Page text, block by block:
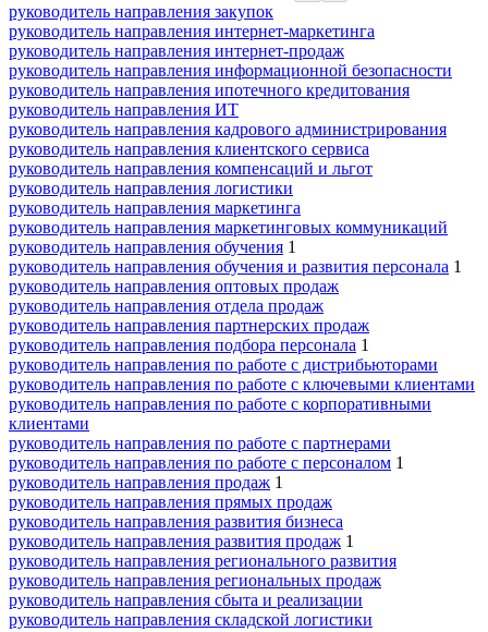
руководитель направления закупок
руководитель направления интернет-маркетинга
руководитель направления интернет-продаж
руководитель направления информационной безопасности
руководитель направления ипотечного кредитования
руководитель направления ИТ
руководитель направления кадрового администрирования
руководитель направления клиентского сервиса
руководитель направления компенсаций и льгот
руководитель направления логистики
руководитель направления маркетинга
руководитель направления маркетинговых коммуникаций
руководитель направления обучения 1
руководитель направления обучения и развития персонала 1
руководитель направления оптовых продаж
руководитель направления отдела продаж
руководитель направления партнерских продаж
руководитель направления подбора персонала 1
руководитель направления по работе с дистрибьюторами
руководитель направления по работе с ключевыми клиентами
руководитель направления по работе с корпоративными
клиентами
руководитель направления по работе с партнерами
руководитель направления по работе с персоналом 1
руководитель направления продаж 1
руководитель направления прямых продаж
руководитель направления развития бизнеса
руководитель направления развития продаж 1
руководитель направления регионального развития
руководитель направления региональных продаж
руководитель направления сбыта и реализации
руководитель направления складской логистики